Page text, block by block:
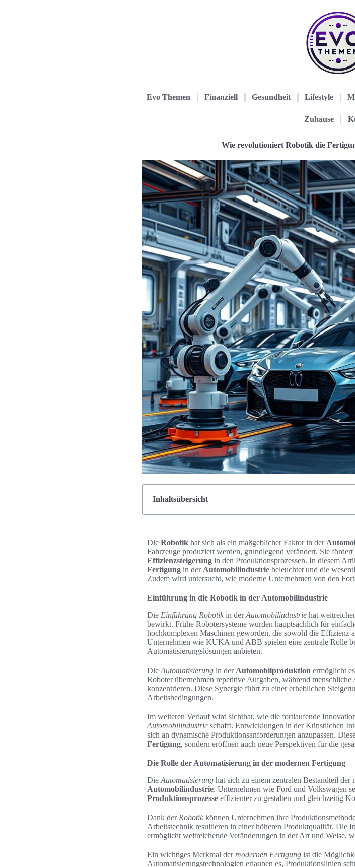
Evo Themen Finanziell Gesundheit Lifestyle
Zuhause
Wie revolutioniert Robotik die
Inhaltsübersicht
Die Robotik hat sich als ein maßgeblicher Faktor in der
Fahrzeuge produziert werden, grundlegend verändert. Sie fördert
Effizienzsteigerung in den Produktionsprozessen. In diesem
Fertigung in der Automobilindustrie beleuchtet und die
Zudem wird untersucht, wie moderne Unternehmen von den
Einführung in die Robotik in der Automobilindustrie
Die Einführung Robotik in derAutomobilindustrie hat
bewirkt. Frühe Robotersysteme wurden hauptsächlich für
hochkomplexen Maschinen geworden, die sowohl die Effizienz
Unternehmen wie KUKA und ABB spielen eine zentrale Rolle
Automatisierungslösungen anbieten.
Die Automatisierung in der Automobilproduktion ermöglicht
Roboter übernehmen repetitive Aufgaben, während
konzentrieren. Diese Synergie führt zu einer erheblichen
Arbeitsbedingungen.
Im weiteren Verlauf wird sichtbar, wie die fortlaufende
Automobilindustrie schafft. Entwicklungen in der Künstlichen
sich an dynamische Produktionsanforderungen anzupassen.
Fertigung, sondern eröffnen auch neue Perspektiven für die
Die Rolle der Automatisierung in der modernen Fertigung
Die Automatisierung hat sich zu einem zentralen Bestandteil
Automobilindustrie. Unternehmen wie Ford und Volkswagen
Produktionsprozesse effizienter zu gestalten und gleichzeitig
Dank der Robotik können Unternehmen ihre
Arbeitstechnik resultieren in einer höheren Produktqualität. Die
ermöglicht weitreichende Veränderungen in der Art und Weise,
Ein wichtiges Merkmal dermodernen Fertigung ist die
Automatisierungstechnologien erlauben es, Produktionslinien